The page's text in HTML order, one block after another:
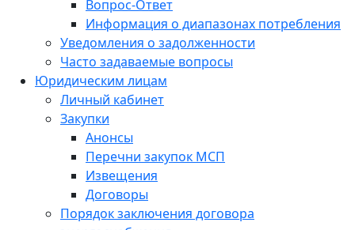
Вопрос-Ответ
Информация о диапазонах потребления
Уведомления о задолженности
Часто задаваемые вопросы
Юридическим лицам
Личный кабинет
Закупки
Анонсы
Перечни закупок МСП
Извещения
Договоры
Порядок заключения договора